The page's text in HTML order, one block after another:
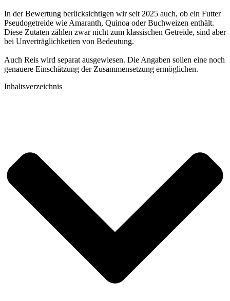
In der Bewertung berücksichtigen wir seit 2025 auch, ob ein Futter
Pseudogetreide wie Amaranth, Quinoa oder Buchweizen enthält.
Diese Zutaten zählen zwar nicht zum klassischen Getreide, sind aber
bei Unverträglichkeiten von Bedeutung.
Auch Reis wird separat ausgewiesen. Die Angaben sollen eine noch
genauere Einschätzung der Zusammensetzung ermöglichen.
Inhaltsverzeichnis​